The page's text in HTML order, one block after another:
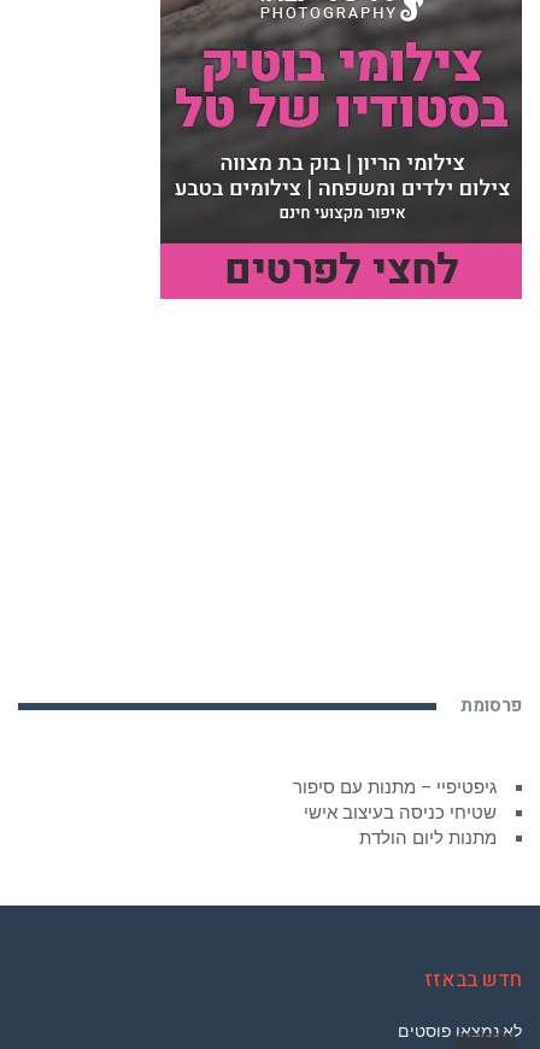
פרסומת
גיפטיפיי – מתנות עם סיפור
שטיחי כניסה בעיצוב אישי
מתנות ליום הולדת
חדש בבאזז
לא נמצאו פוסטים